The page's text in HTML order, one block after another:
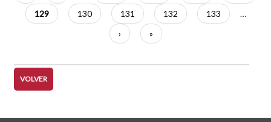
página
anterior
Página
actual
129 Página
130 Página
131 Página
132 Página
133
…
Siguiente
página
›
Última
página
»
VOLVER